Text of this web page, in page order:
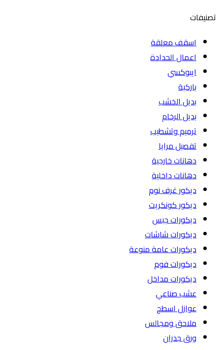
تصنيفات
اسقف معلقة
اعمال الحدادة
ايبوكسي
باركية
بديل الخشب
بديل الرخام
ترميم وتشطيب
تفصيل مرايا
دهانات خارجية
دهانات داخلية
ديكور غرف نوم
ديكور كونكريت
ديكورات جبس
ديكورات شاشات
ديكورات عامة منوعة
ديكورات فوم
ديكورات مداخل
عشب صناعي
عوازل اسطح
ملاحق ومجالس
ورق جدران